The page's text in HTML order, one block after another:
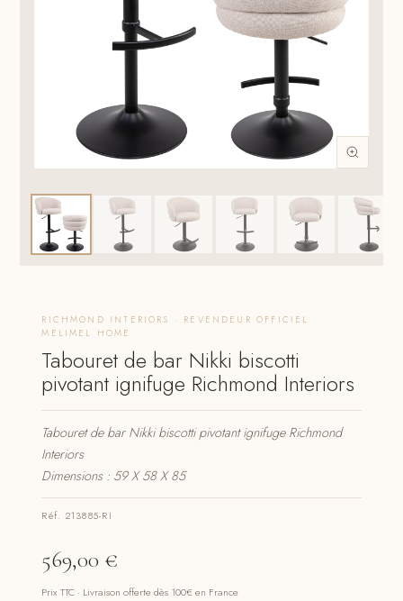
RICHMOND INTERIORS · REVENDEUR OFFICIEL
MELIMEL HOME
Tabouret de bar Nikki biscotti
pivotant ignifuge Richmond Interiors
Tabouret de bar Nikki biscotti pivotant ignifuge Richmond
Interiors
Dimensions : 59 X 58 X 85
Réf. 213885-RI
569,00 €
Prix TTC · Livraison offerte dès 100€ en France